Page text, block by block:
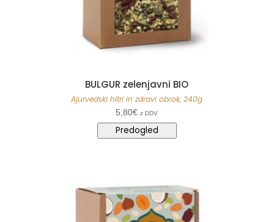
BULGUR zelenjavni BIO
Ajurvedski hitri in zdravi obrok, 240g
5,80€ z DDV
Predogled